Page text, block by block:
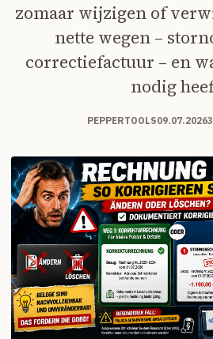
zomaar wijzigen of
nette wegen –
correctiefactuur – en
nodig
PEPPERTOOLS09.07.2026